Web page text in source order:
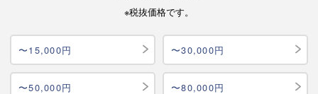
※税抜価格です。
〜15,000円 〜30,000円
〜50,000円 〜80,000円